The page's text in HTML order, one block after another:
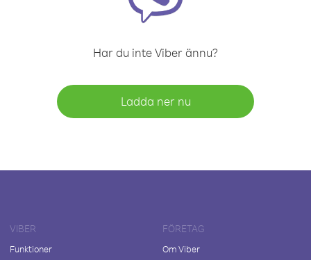
Har du inte Viber ännu?
Ladda ner nu
VIBER
Funktioner
FÖRETAG
Om Viber